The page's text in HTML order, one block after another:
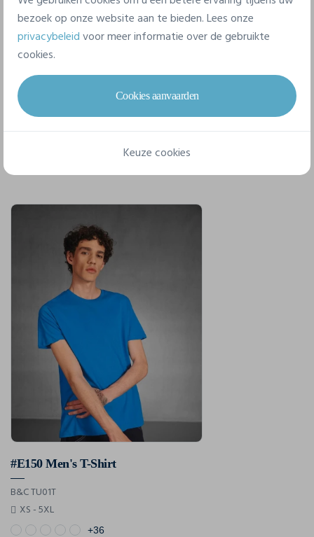
S M L XL XXL
Voor een complete stijl
#E150 Men's T-Shirt
B&C TU01T
XS - 5XL
+36
bezoek op onze website aan te bieden. Lees onze
privacybeleidvoor meer informatie over de gebruikte
cookies.
Cookies aanvaarden
Keuze cookies